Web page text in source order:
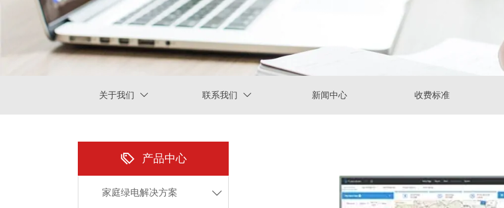
关于我们  联系我们  新闻中心 收费标准
 产品中心
家庭绿电解决方案 